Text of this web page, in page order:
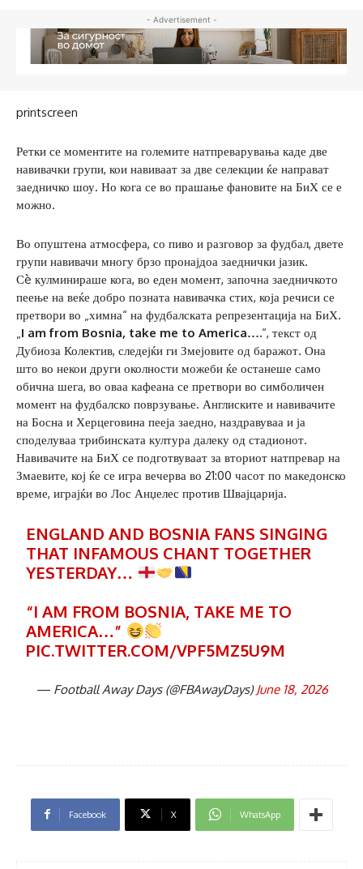
- Advertisement -
printscreen
Ретки се моментите на големите натпреварувања каде две
навивачки групи, кои навиваат за две селекции ќе направат
заедничко шоу. Но кога се во прашање фановите на БиХ се е
можно.
Во опуштена атмосфера, со пиво и разговор за фудбал, двете
групи навивачи многу брзо пронајдоа заеднички јазик.
Сè кулминираше кога, во еден момент, започна заедничкото
пеење на веќе добро позната навивачка стих, која речиси се
претвори во „химна“ на фудбалската репрезентација на БиХ.
„I am from Bosnia, take me to America….“, текст од
Дубиоза Колектив, следејќи ги Змејовите од баражот. Она
што во некои други околности можеби ќе останеше само
обична шега, во оваа кафеана се претвори во симболичен
момент на фудбалско поврзување. Англиските и навивачите
на Босна и Херцеговина пееја заедно, наздравуваа и ја
споделуваа трибинската култура далеку од стадионот.
Навивачите на БиХ се подготвуваат за вториот натпревар на
Змаевите, кој ќе се игра вечерва во 21:00 часот по македонско
време, играјќи во Лос Анџелес против Швајцарија.
ENGLAND AND BOSNIA FANS SINGING
THAT INFAMOUS CHANT TOGETHER
YESTERDAY…
“I AM FROM BOSNIA, TAKE ME TO
AMERICA…”
PIC.TWITTER.COM/VPF5MZ5U9M
— Football Away Days (@FBAwayDays)June 18, 2026
Facebook X WhatsApp